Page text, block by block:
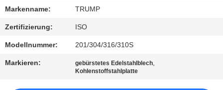
KONTAKT
MIT
UNS
Markenname: TRUMP
Zertifizierung: ISO
Modellnummer: 201/304/316/310S
Markieren: gebürstetes Edelstahlblech,
Kohlenstoffstahlplatte